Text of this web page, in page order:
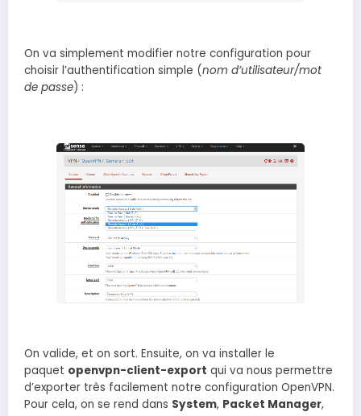
On va simplement modifier notre configuration pour
choisir l’authentification simple (nom d’utilisateur/mot
de passe) :
On valide, et on sort. Ensuite, on va installer le
paquet openvpn-client-export qui va nous permettre
d’exporter très facilement notre configuration OpenVPN.
Pour cela, on se rend dans System, Packet Manager,